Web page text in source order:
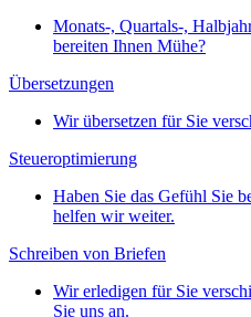
Monats-, Quartals-,
bereiten Ihnen Mühe?
Übersetzungen
Wir übersetzen für Sie
Steueroptimierung
Haben Sie das Gefühl Sie
helfen wir weiter.
Schreiben von Briefen
Wir erledigen für Sie
Sie uns an.